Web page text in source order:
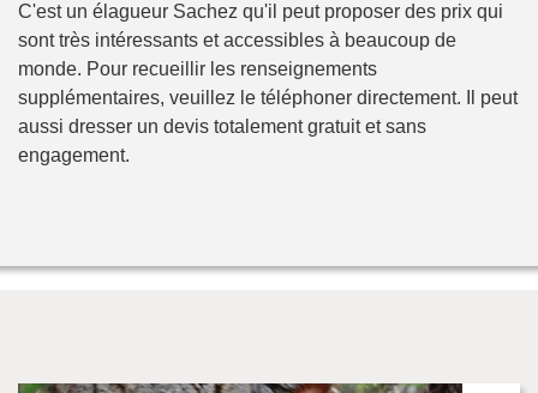
C'est un élagueur Sachez qu'il peut proposer des prix qui
sont très intéressants et accessibles à beaucoup de
monde. Pour recueillir les renseignements
supplémentaires, veuillez le téléphoner directement. Il peut
aussi dresser un devis totalement gratuit et sans
engagement.